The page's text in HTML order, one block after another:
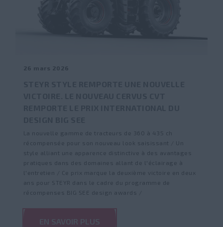
26 mars 2026
La nouvelle gamme de tracteurs de 360 à 435 ch
récompensée pour son nouveau look saisissant / Un
style alliant une apparence distinctive à des avantages
pratiques dans des domaines allant de l'éclairage à
l'entretien / Ce prix marque la deuxième victoire en deux
ans pour STEYR dans le cadre du programme de
récompenses BIG SEE design awards /
EN SAVOIR PLUS